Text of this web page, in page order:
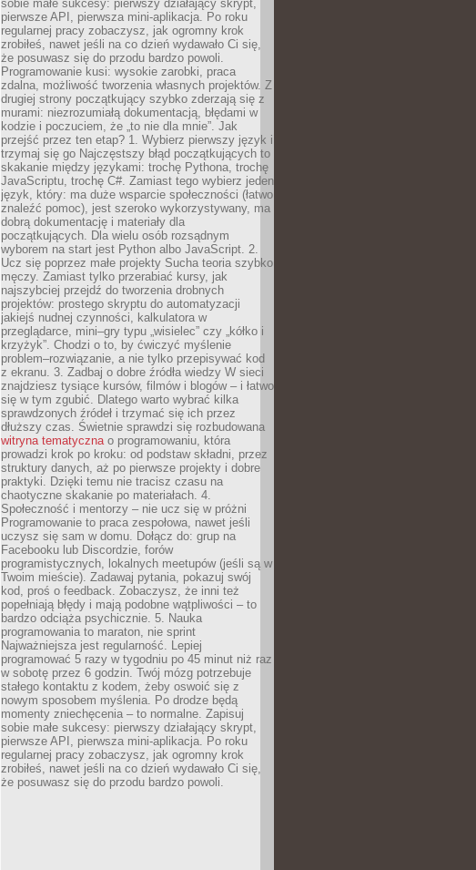
sobie małe sukcesy: pierwszy działający skrypt,
pierwsze API, pierwsza mini-aplikacja. Po roku
regularnej pracy zobaczysz, jak ogromny krok
zrobiłeś, nawet jeśli na co dzień wydawało Ci się,
że posuwasz się do przodu bardzo powoli.
Programowanie kusi: wysokie zarobki, praca
zdalna, możliwość tworzenia własnych projektów. Z
drugiej strony początkujący szybko zderzają się z
murami: niezrozumiałą dokumentacją, błędami w
kodzie i poczuciem, że „to nie dla mnie”. Jak
przejść przez ten etap? 1. Wybierz pierwszy język i
trzymaj się go Najczęstszy błąd początkujących to
skakanie między językami: trochę Pythona, trochę
JavaScriptu, trochę C#. Zamiast tego wybierz jeden
język, który: ma duże wsparcie społeczności (łatwo
znaleźć pomoc), jest szeroko wykorzystywany, ma
dobrą dokumentację i materiały dla
początkujących. Dla wielu osób rozsądnym
wyborem na start jest Python albo JavaScript. 2.
Ucz się poprzez małe projekty Sucha teoria szybko
męczy. Zamiast tylko przerabiać kursy, jak
najszybciej przejdź do tworzenia drobnych
projektów: prostego skryptu do automatyzacji
jakiejś nudnej czynności, kalkulatora w
przeglądarce, mini–gry typu „wisielec” czy „kółko i
krzyżyk”. Chodzi o to, by ćwiczyć myślenie
problem–rozwiązanie, a nie tylko przepisywać kod
z ekranu. 3. Zadbaj o dobre źródła wiedzy W sieci
znajdziesz tysiące kursów, filmów i blogów – i łatwo
się w tym zgubić. Dlatego warto wybrać kilka
sprawdzonych źródeł i trzymać się ich przez
dłuższy czas. Świetnie sprawdzi się rozbudowana
witryna tematycznao programowaniu, która
prowadzi krok po kroku: od podstaw składni, przez
struktury danych, aż po pierwsze projekty i dobre
praktyki. Dzięki temu nie tracisz czasu na
chaotyczne skakanie po materiałach. 4.
Społeczność i mentorzy – nie ucz się w próżni
Programowanie to praca zespołowa, nawet jeśli
uczysz się sam w domu. Dołącz do: grup na
Facebooku lub Discordzie, forów
programistycznych, lokalnych meetupów (jeśli są w
Twoim mieście). Zadawaj pytania, pokazuj swój
kod, proś o feedback. Zobaczysz, że inni też
popełniają błędy i mają podobne wątpliwości – to
bardzo odciąża psychicznie. 5. Nauka
programowania to maraton, nie sprint
Najważniejsza jest regularność. Lepiej
programować 5 razy w tygodniu po 45 minut niż raz
w sobotę przez 6 godzin. Twój mózg potrzebuje
stałego kontaktu z kodem, żeby oswoić się z
nowym sposobem myślenia. Po drodze będą
momenty zniechęcenia – to normalne. Zapisuj
sobie małe sukcesy: pierwszy działający skrypt,
pierwsze API, pierwsza mini-aplikacja. Po roku
regularnej pracy zobaczysz, jak ogromny krok
zrobiłeś, nawet jeśli na co dzień wydawało Ci się,
że posuwasz się do przodu bardzo powoli.